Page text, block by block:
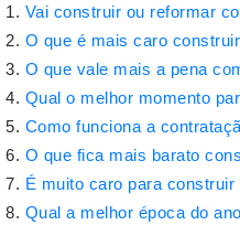
Vai construir ou reformar
O que é mais caro
O que vale mais a pena
Qual o melhor momento
Como funciona a
O que fica mais barato
É muito caro para
Qual a melhor época do